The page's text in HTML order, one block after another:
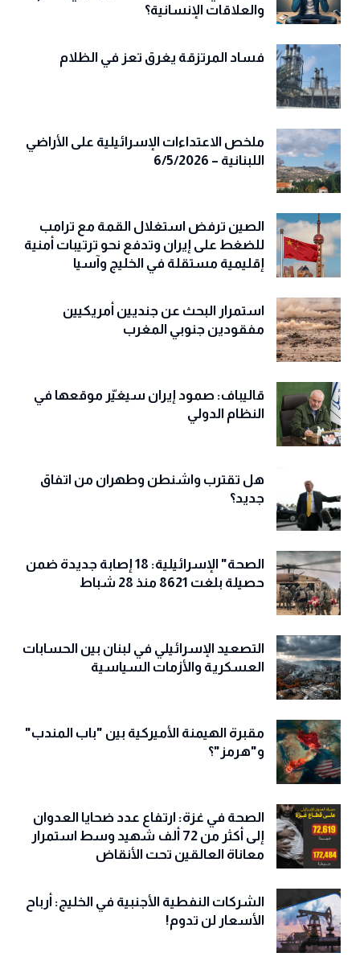
والعلاقات الإنسانية؟
فساد المرتزقة يغرق تعز في الظلام
ملخص الاعتداءات الإسرائيلية على الأراضي
اللبنانية – 6/5/2026
الصين ترفض استغلال القمة مع ترامب
للضغط على إيران وتدفع نحو ترتيبات أمنية
إقليمية مستقلة في الخليج وآسيا
استمرار البحث عن جنديين أمريكيين
مفقودين جنوبي المغرب
قاليباف: صمود إيران سيغيّر موقعها في
النظام الدولي
هل تقترب واشنطن وطهران من اتفاق
جديد؟
الصحة" الإسرائيلية: 18 إصابة جديدة ضمن
حصيلة بلغت 8621 منذ 28 شباط
التصعيد الإسرائيلي في لبنان بين الحسابات
العسكرية والأزمات السياسية
مقبرة الهيمنة الأميركية بين "باب المندب"
و"هرمز"؟
الصحة في غزة: ارتفاع عدد ضحايا العدوان
إلى أكثر من 72 ألف شهيد وسط استمرار
معاناة العالقين تحت الأنقاض
الشركات النفطية الأجنبية في الخليج: أرباح
الأسعار لن تدوم!